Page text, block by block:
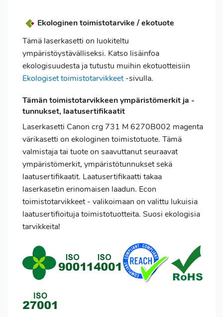
Ekologinen toimistotarvike / ekotuote
Tämä laserkasetti on luokiteltu
ympäristöystävälliseksi. Katso lisäinfoa
ekologisuudesta ja tutustu muihin ekotuotteisiin
Ekologiset toimistotarvikkeet-sivulla.
Tämän toimistotarvikkeen ympäristömerkit ja -
tunnukset, laatusertifikaatit
Laserkasetti Canon crg 731 M 6270B002 magenta
värikasetti on ekologinen toimistotuote. Tämä
valmistaja tai tuote on saavuttanut seuraavat
ympäristömerkit, ympäristötunnukset sekä
laatusertifikaatit. Laatusertifikaatti takaa
laserkasetin erinomaisen laadun. Econ
toimistotarvikkeet - valikoimaan on valittu lukuisia
laatusertifioituja toimistotuotteita. Suosi ekologisia
tarvikkeita!